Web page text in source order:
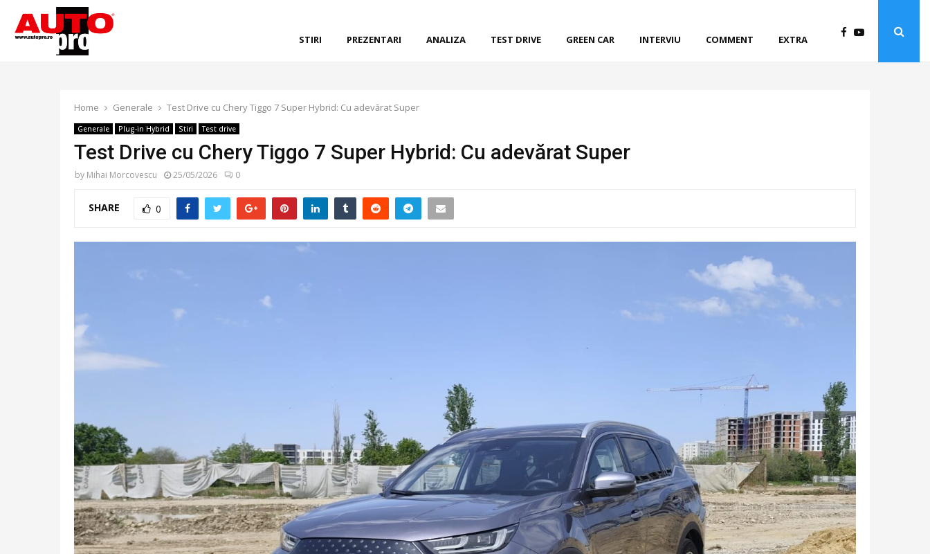
STIRI PREZENTARI ANALIZA TEST DRIVE GREEN CAR INTERVIU COMMENT EXTRA
Home Generale Test Drive cu Chery Tiggo 7 Super Hybrid: Cu adevărat Super
Generale Plug-in Hybrid Stiri Test drive
Test Drive cu Chery Tiggo 7 Super Hybrid: Cu adevărat Super
by Mihai Morcovescu 25/05/2026 0
SHARE 0